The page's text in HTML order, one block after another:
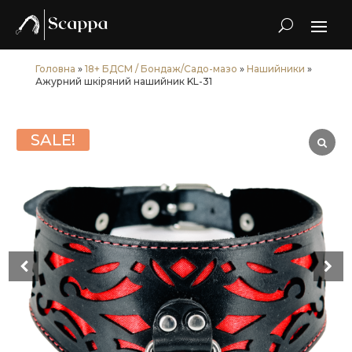
Головна » 18+ БДСМ / Бондаж/Садо-мазо » Нашийники »
Ажурний шкіряний нашийник KL-31
SALE!